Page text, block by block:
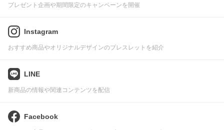
プレゼント企画や期間限定のキャンペーンを開催
Instagram
おすすめ商品やオリジナルデザインのブレスレットを紹介
LINE
新商品の情報や関連コンテンツを配信
Facebook